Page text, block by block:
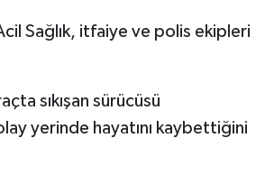
Sağlık, itfaiye ve polis ekipleri
sıkışan sürücüsü
yerinde hayatını kaybettiğini